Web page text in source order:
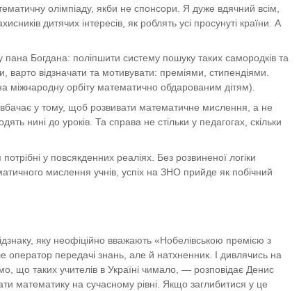
олімпіаду, якби не спонсори. Я дуже вдячний всім,
дитячих інтересів, як роблять усі просунуті країни. А
пана Богдана: поліпшити систему пошуку таких самородків та
варто відзначати та мотивувати: преміями, стипендіями.
міжнародну орбіту математично обдарованим дітям).
у тому, щоб розвивати математичне мислення, а не
нині до уроків. Та справа не стільки у педагогах, скільки
у повсякденних реаліях. Без розвиненої логіки
мислення учнів, успіх на ЗНО прийде як побічний
яку неофіційно вважають «Нобелівською премією з
передачі знань, але й натхненник. І дивлячись на
що таких учителів в Україні чимало, — розповідає Денис
математику на сучасному рівні. Якщо заглибитися у це